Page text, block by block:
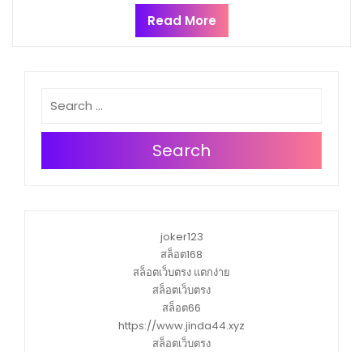
Read More
Search
joker123
สล็อต168
สล็อตเว็บตรง แตกง่าย
สล็อตเว็บตรง
สล็อต66
https://www.jinda44.xyz
สล็อตเว็บตรง